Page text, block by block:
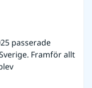
passerade
Framför allt